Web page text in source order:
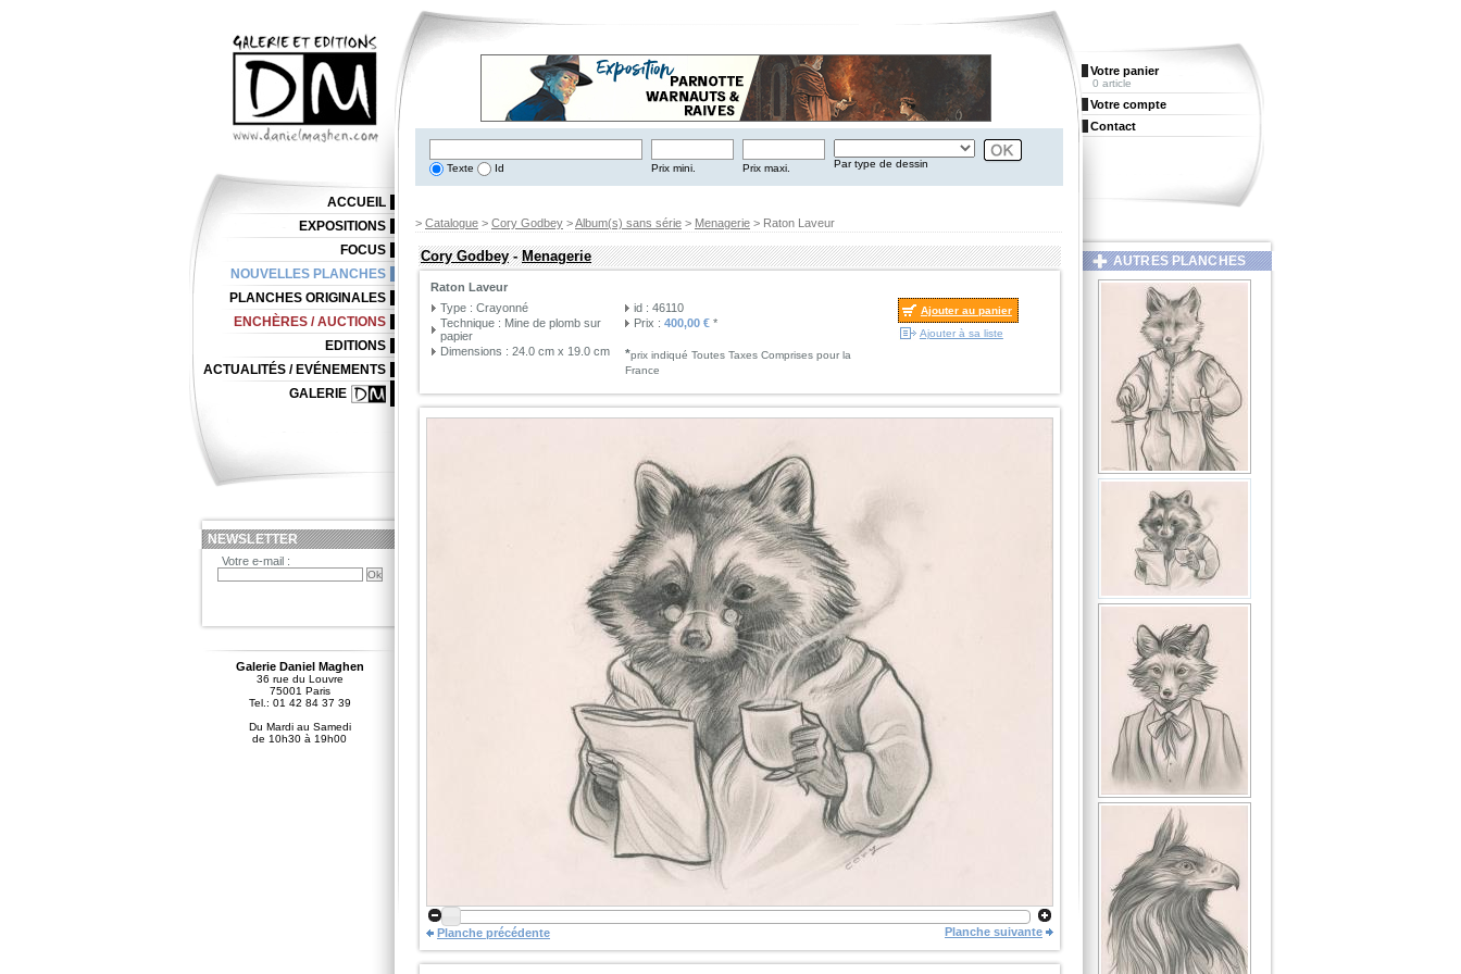
Texte Id Prix mini. Prix maxi. Par type de dessin
> Catalogue > Cory Godbey >Album(s) sans série > Menagerie > Raton Laveur
Cory Godbey-Menagerie
Raton Laveur
Type : Crayonné
Technique : Mine de plomb sur
papier
Dimensions : 24.0 cm x 19.0 cm
id : 46110
Prix :400,00 € *
*prix indiqué Toutes Taxes Comprises pour la
France
Ajouter au panier
Ajouter à sa liste
Planche précédente Planche suivante
ACCUEIL
EXPOSITIONS
FOCUS
NOUVELLES PLANCHES
PLANCHES ORIGINALES
ENCHÈRES / AUCTIONS
EDITIONS
ACTUALITÉS / EVÉNEMENTS
GALERIE
NEWSLETTER
Votre e-mail :
Galerie Daniel Maghen
36 rue du Louvre
75001 Paris
Tel.: 01 42 84 37 39
Du Mardi au Samedi
de 10h30 à 19h00
Votre panier
0 article
Votre compte
Contact
AUTRES PLANCHES